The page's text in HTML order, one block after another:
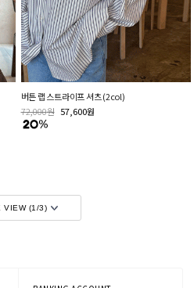
버튼 랩 스트라이프 셔츠 (2col)
72,000원 57,600원
MORE VIEW (1/3)